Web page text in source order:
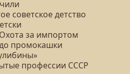
советское детство
за импортом
промокашки
профессии СССР